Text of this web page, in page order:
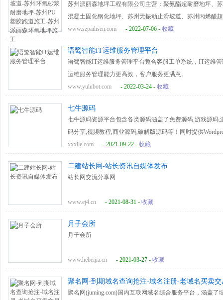
苏州派丽森地坪工程有限公司主营：聚氨酯超耐磨地坪、
混凝土固化钢化地坪、苏州无振动止滑坡道、苏州丙烯酸
坪施工电话-13402619903
www.szpailisen.com - 2022-07-06 - 收藏
语鹭智能IT运维服务管理平台
语鹭智能IT运维服务管理平台整合客服工单系统，IT运维
运维服务管理能力更高效，客户服务更满意。
www.yulubot.com
- 2022-03-24 - 收藏
七牛源码
七牛源码资源平台包含各类源码涵盖了免费源码,游戏源码
码分享,视频教程,商业源码,破解版源码等！同时提供
等！
xxxile.com - 2021-09-22 - 收藏
二建站长网-站长资讯自媒体发布
站长网交流分享网
www.ej4.cn - 2021-08-31 - 收藏
月子会所
月子会所
www.hebeijia.cn - 2021-03-27 - 收藏
聚名网-到期域名查询抢注-域名注册-老域名买卖交
聚名网(juming.com)国内互联网域名综合服务平台，涵盖